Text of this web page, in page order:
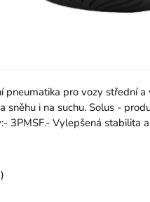
pneumatika pro vozy střední
sněhu i na suchu. Solus -
3PMSF.- Vylepšená stabilita